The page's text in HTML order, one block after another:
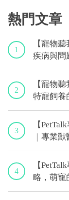
熱門文章
1
【寵物
疾病與
2
【寵物
特寵飼養
獸醫—侯
3
【
｜專業
4
【
略，萌